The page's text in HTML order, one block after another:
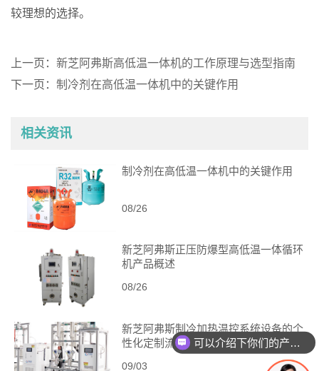
较理想的选择。
上一页： 新芝阿弗斯高低温一体机的工作原理与选型指南
下一页： 制冷剂在高低温一体机中的关键作用
相关资讯
制冷剂在高低温一体机中的关键作用
08/26
新芝阿弗斯正压防爆型高低温一体循环
机产品概述
08/26
新芝阿弗斯制冷加热温控系统设备的个
性化定制流程
09/03